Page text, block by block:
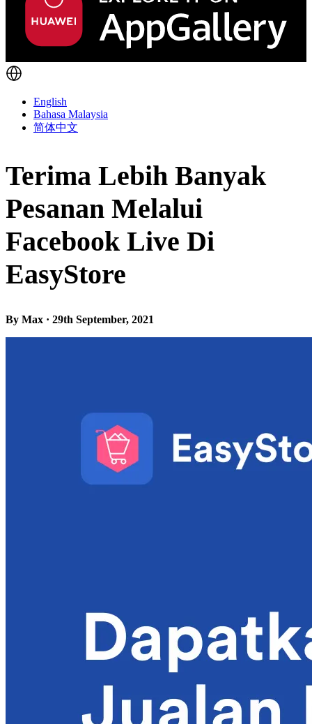
English
Bahasa Malaysia
简体中文
Terima Lebih Banyak
Pesanan Melalui
Facebook Live Di
EasyStore
By Max · 29th September, 2021